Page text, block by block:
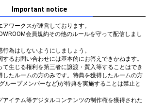
Important notice
アワークスが運営しております。
会員規約その他のルールを守って配信しまし
行為はしないようにしましょう。
するお問い合わせには基本的にお答えできかねます。
て生じる権利を第三者に譲渡・質入等することはでき
したルームの方のみです。特典を獲得したルームの方
ループメンバーなど)が特典を実施することは禁止と
アイテム等デジタルコンテンツの制作権を獲得された